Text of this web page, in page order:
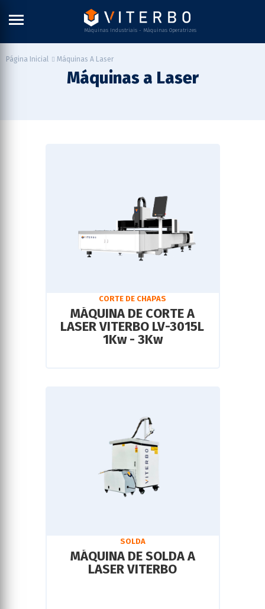
Máquinas Industriais - Máquinas Operatrizes
Página Inicial Máquinas A Laser
Máquinas a Laser
CORTE DE CHAPAS
MÁQUINA DE CORTE A
LASER VITERBO LV-3015L
1Kw - 3Kw
SOLDA
MÁQUINA DE SOLDA A
LASER VITERBO